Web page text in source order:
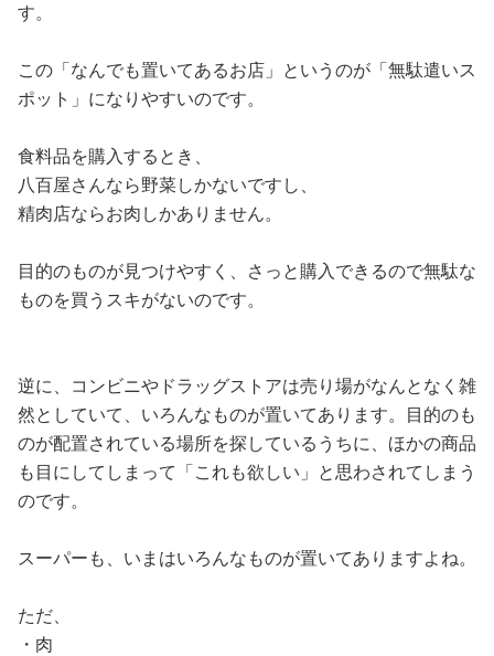
す。
この「なんでも置いてあるお店」というのが「無駄遣いス
ポット」になりやすいのです。
食料品を購入するとき、
八百屋さんなら野菜しかないですし、
精肉店ならお肉しかありません。
目的のものが見つけやすく、さっと購入できるので無駄な
ものを買うスキがないのです。
逆に、コンビニやドラッグストアは売り場がなんとなく雑
然としていて、いろんなものが置いてあります。目的のも
のが配置されている場所を探しているうちに、ほかの商品
も目にしてしまって「これも欲しい」と思わされてしまう
のです。
スーパーも、いまはいろんなものが置いてありますよね。
ただ、
・肉